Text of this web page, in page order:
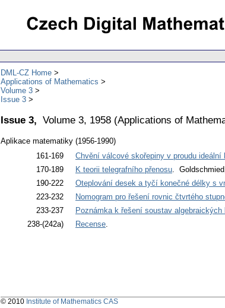
DML-CZ Home
Applications of Mathematics
Volume 3
Issue 3
Issue 3, Volume 3, 1958 (Applications of
Aplikace matematiky (1956-1990)
161-169
Chvění válcové skořepiny v proudu ideální
170-189
K teorii telegrafního přenosu.
190-222
Oteplování desek a tyčí konečné délky s
223-232
Nomogram pro řešení rovnic čtvrtého
233-237
Poznámka k řešení soustav algebraických
238-(242a)
Recense.
© 2010 Institute of Mathematics CAS